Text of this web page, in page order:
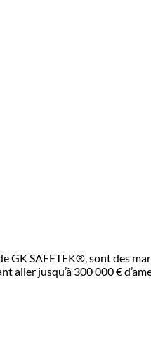
GK SAFETEK®, sont des
aller jusqu’à 300 000 €